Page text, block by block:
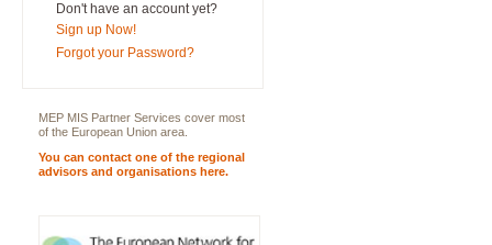
Don't have an account yet?
Sign up Now!
Forgot your Password?
MEP MIS Partner Services cover most
of the European Union area.
You can contact one of the regional
advisors and organisations here.